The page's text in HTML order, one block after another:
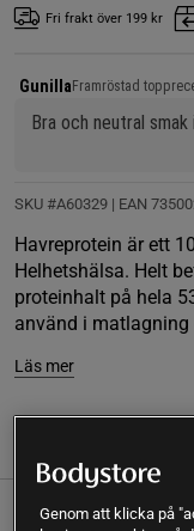
Fri frakt över 199 kr
GunillaFramröstad
Bra och neutral
SKU #A60329 | EAN
Havreprotein är ett
Helhetshälsa. Helt
proteinhalt på hela
använd i matlagning
Läs mer
Genom att klicka på